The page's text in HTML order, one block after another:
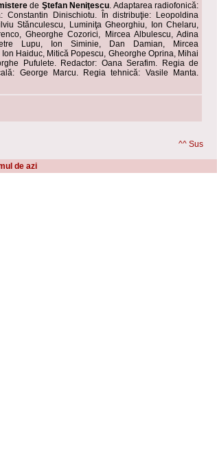
de Ştefan Neniţescu. Adaptarea radiofonică:
Constantin Dinischiotu. În distribuţie: Leopoldina
Stănculescu, Luminiţa Gheorghiu, Ion Chelaru,
Gheorghe Cozorici, Mircea Albulescu, Adina
Lupu, Ion Siminie, Dan Damian, Mircea
Haiduc, Mitică Popescu, Gheorghe Oprina, Mihai
Pufulete. Redactor: Oana Serafim. Regia de
George Marcu. Regia tehnică: Vasile Manta.
^^ Sus
de azi